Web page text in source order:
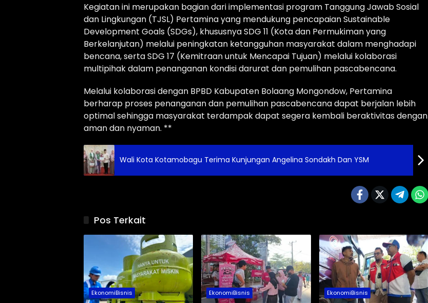
Kegiatan ini merupakan bagian dari implementasi program Tanggung Jawab Sosial
dan Lingkungan (TJSL) Pertamina yang mendukung pencapaian Sustainable
Development Goals (SDGs), khususnya SDG 11 (Kota dan Permukiman yang
Berkelanjutan) melalui peningkatan ketangguhan masyarakat dalam menghadapi
bencana, serta SDG 17 (Kemitraan untuk Mencapai Tujuan) melalui kolaborasi
multipihak dalam penanganan kondisi darurat dan pemulihan pascabencana.
Melalui kolaborasi dengan BPBD Kabupaten Bolaang Mongondow, Pertamina
berharap proses penanganan dan pemulihan pascabencana dapat berjalan lebih
optimal sehingga masyarakat terdampak dapat segera kembali beraktivitas dengan
aman dan nyaman. **
Wali Kota Kotamobagu Terima Kunjungan Angelina Sondakh Dan YSM
Pos Terkait
EkonomiBisnis EkonomiBisnis EkonomiBisnis